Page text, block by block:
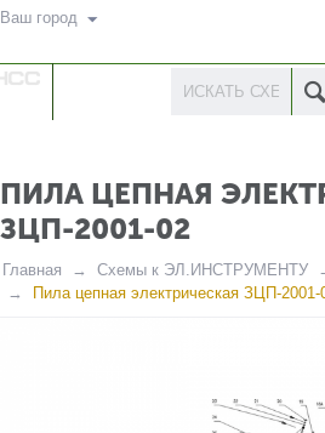
Ваш город
ПИЛА ЦЕПНАЯ
ЗЦП-2001-02
Главная Схемы к ЭЛ.ИНСТРУМЕНТУ
Пила цепная электрическая ЗЦП-2001-